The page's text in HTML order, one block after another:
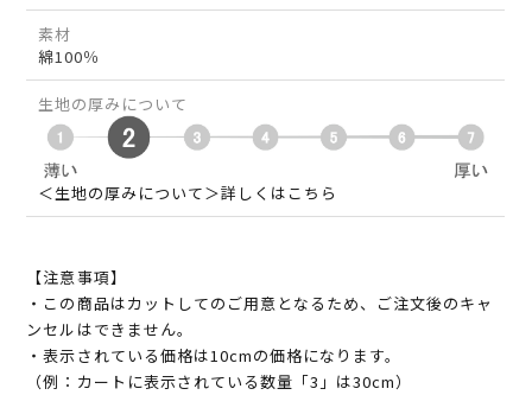
素材
綿100％
生地の厚みについて
＜生地の厚みについて＞詳しくはこちら
【注意事項】
・この商品はカットしてのご用意となるため、ご注文後のキャ
ンセルはできません。
・表示されている価格は10cmの価格になります。
（例：カートに表示されている数量「3」は30cm）